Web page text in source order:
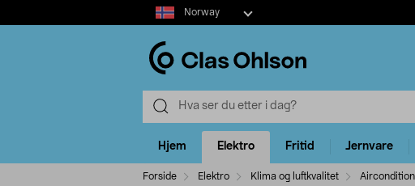
Select
market
Norway
Hjem Elektro Fritid Jernvare
Forside Elektro Klima og luftkvalitet Aircondition